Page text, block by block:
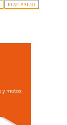
FIAT PALIO